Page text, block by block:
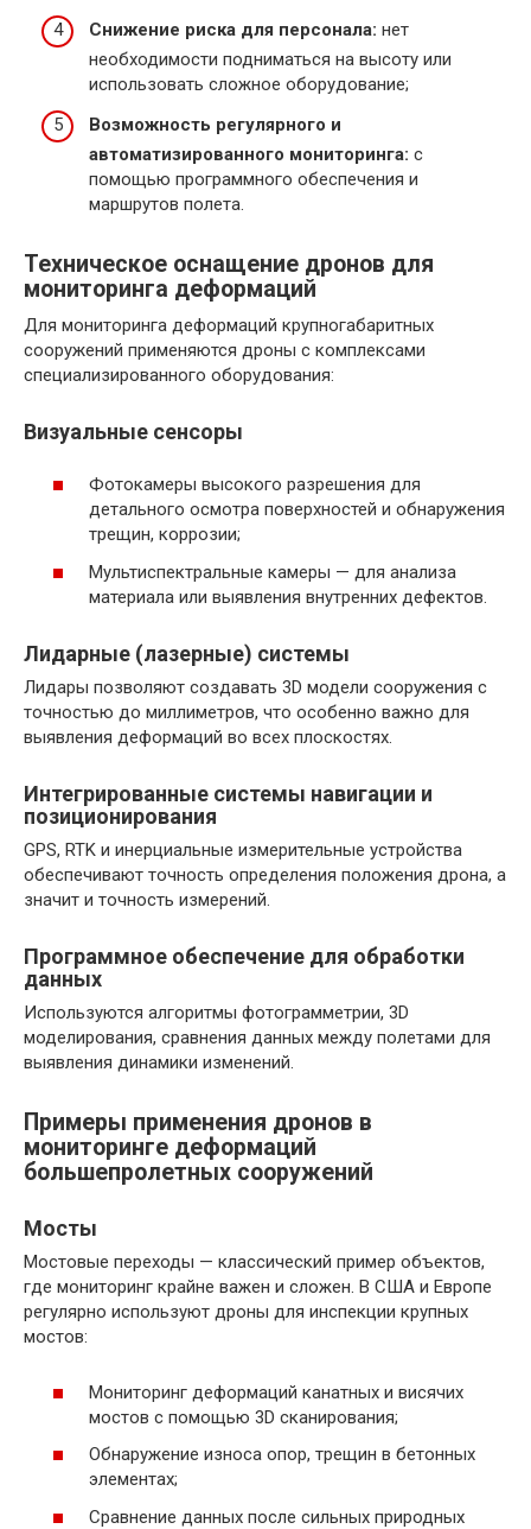
Снижение риска для персонала: нет
необходимости подниматься на высоту или
использовать сложное оборудование;
Возможность регулярного и
автоматизированного мониторинга: с
помощью программного обеспечения и
маршрутов полета.
Техническое оснащение дронов для
мониторинга деформаций
Для мониторинга деформаций крупногабаритных
сооружений применяются дроны с комплексами
специализированного оборудования:
Визуальные сенсоры
Фотокамеры высокого разрешения для
детального осмотра поверхностей и обнаружения
трещин, коррозии;
Мультиспектральные камеры — для анализа
материала или выявления внутренних дефектов.
Лидарные (лазерные) системы
Лидары позволяют создавать 3D модели сооружения с
точностью до миллиметров, что особенно важно для
выявления деформаций во всех плоскостях.
Интегрированные системы навигации и
позиционирования
GPS, RTK и инерциальные измерительные устройства
обеспечивают точность определения положения дрона, а
значит и точность измерений.
Программное обеспечение для обработки
данных
Используются алгоритмы фотограмметрии, 3D
моделирования, сравнения данных между полетами для
выявления динамики изменений.
Примеры применения дронов в
мониторинге деформаций
большепролетных сооружений
Мосты
Мостовые переходы — классический пример объектов,
где мониторинг крайне важен и сложен. В США и Европе
регулярно используют дроны для инспекции крупных
мостов:
Мониторинг деформаций канатных и висячих
мостов с помощью 3D сканирования;
Обнаружение износа опор, трещин в бетонных
элементах;
Сравнение данных после сильных природных